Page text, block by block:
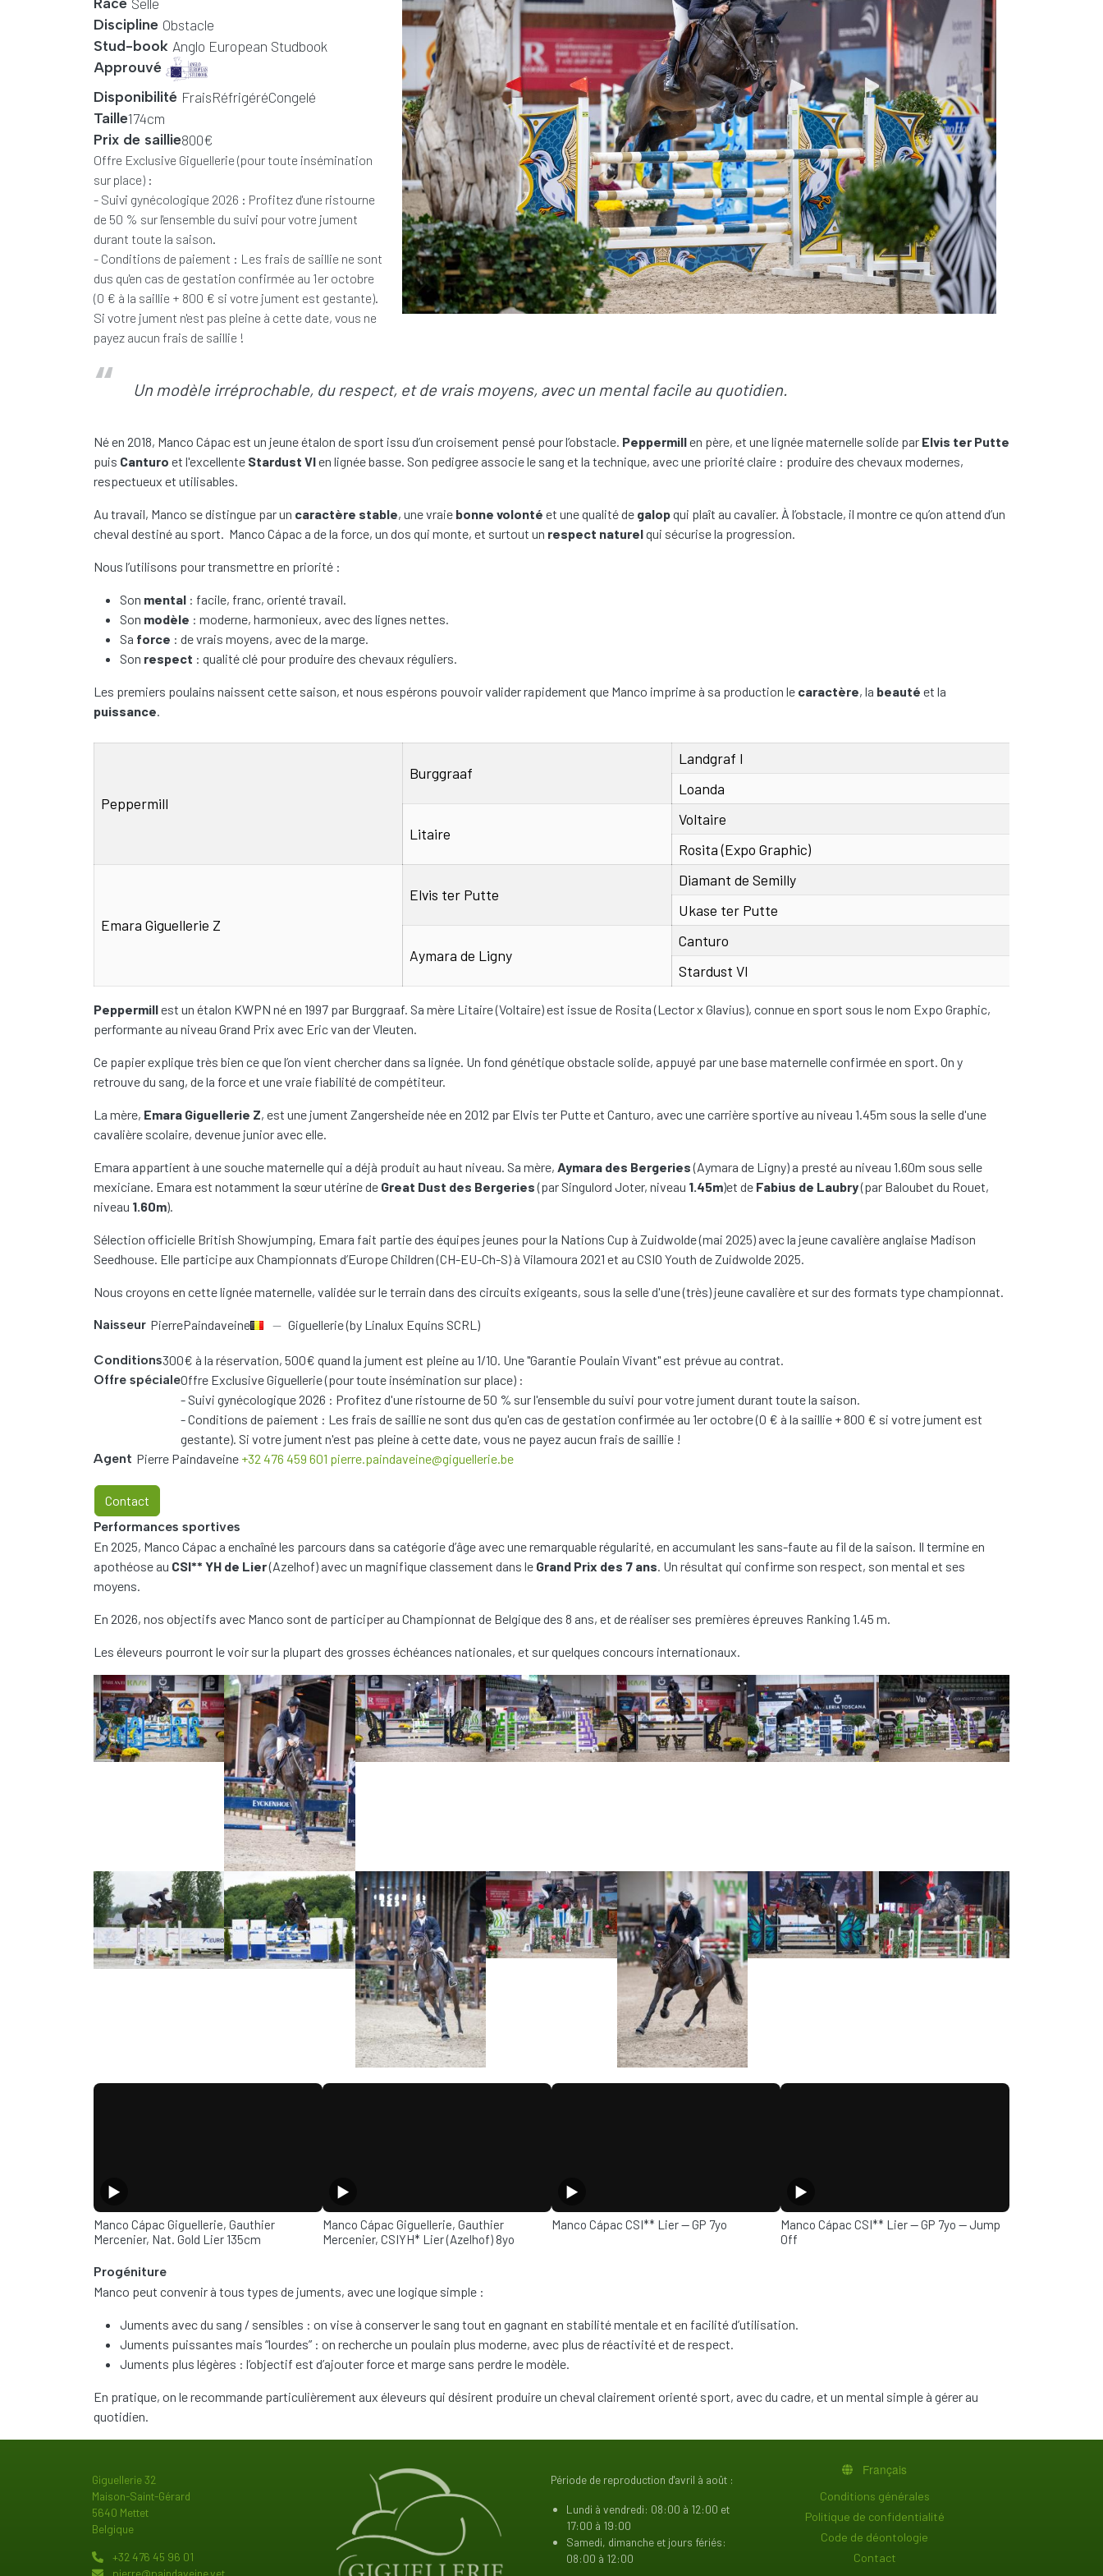
Discipline Obstacle
Stud-book Nom complet
Anglo European Studbook
Approuvé logo
Disponibilité FraisRéfrigéréCongelé
Taille174cm
Prix de saillie800€
Offre spéciale
Offre Exclusive Giguellerie (pour toute insémination
sur place) :
- Suivi gynécologique 2026 : Profitez d'une ristourne
de 50 % sur l'ensemble du suivi pour votre jument
durant toute la saison.
- Conditions de paiement : Les frais de saillie ne sont
dus qu'en cas de gestation confirmée au 1er octobre
(0 € à la saillie + 800 € si votre jument est gestante).
Si votre jument n'est pas pleine à cette date, vous ne
payez aucun frais de saillie !
Un modèle irréprochable, du respect, et de vrais moyens, avec un mental facile au quotidien.
Né en 2018, Manco Cápac est un jeune étalon de sport issu d’un croisement pensé pour l’obstacle. Peppermillen père, et une lignée maternelle solide par Elvis ter Putte
puis Canturo et l'excellente Stardust VIen lignée basse. Son pedigree associe le sang et la technique, avec une priorité claire : produire des chevaux modernes,
respectueux et utilisables.
Au travail, Manco se distingue par un caractère stable, une vraie bonne volonté et une qualité de galopqui plaît au cavalier. À l’obstacle, il montre ce qu’on attend d’un
cheval destiné au sport. Manco Cápac a de la force, un dos qui monte, et surtout un respect naturelqui sécurise la progression.
Nous l’utilisons pour transmettre en priorité :
Son mental : facile, franc, orienté travail.
Son modèle : moderne, harmonieux, avec des lignes nettes.
Sa force : de vrais moyens, avec de la marge.
Son respect : qualité clé pour produire des chevaux réguliers.
Les premiers poulains naissent cette saison, et nous espérons pouvoir valider rapidement que Manco imprime à sa production le caractère, la beauté et la
puissance
Pédigrée
great-grandparents
Peppermill
Burggraaf
Landgraf I
Loanda
Litaire
Voltaire
Rosita (Expo Graphic)
Emara Giguellerie Z
Elvis ter Putte
Diamant de Semilly
Ukase ter Putte
Aymara de Ligny
Canturo
Stardust VI
Pédigrée (notes)
Peppermillest un étalon KWPN né en 1997 par Burggraaf. Sa mère Litaire (Voltaire) est issue de Rosita (Lector x Glavius), connue en sport sous le nom Expo Graphic,
performante au niveau Grand Prix avec Eric van der Vleuten.
Ce papier explique très bien ce que l’on vient chercher dans sa lignée. Un fond génétique obstacle solide, appuyé par une base maternelle confirmée en sport. On y
retrouve du sang, de la force et une vraie fiabilité de compétiteur.
La mère, Emara Giguellerie Z, est une jument Zangersheide née en 2012 par Elvis ter Putte et Canturo, avec une carrière sportive au niveau 1.45m sous la selle d'une
cavalière scolaire, devenue junior avec elle.
Emara appartient à une souche maternelle qui a déjà produit au haut niveau. Sa mère, Aymara des Bergeries(Aymara de Ligny) a presté au niveau 1.60m sous selle
mexiciane. Emara est notamment la sœur utérine de Great Dust des Bergeries(par Singulord Joter, niveau 1.45m)et de Fabius de Laubry(par Baloubet du Rouet,
niveau 1.60m).
Sélection officielle British Showjumping, Emara fait partie des équipes jeunes pour la Nations Cup à Zuidwolde (mai 2025) avec la jeune cavalière anglaise Madison
Seedhouse. Elle participe aux Championnats d’Europe Children (CH-EU-Ch-S) à Vilamoura 2021 et au CSIO Youth de Zuidwolde 2025.
Nous croyons en cette lignée maternelle, validée sur le terrain dans des circuits exigeants, sous la selle d'une (très) jeune cavalière et sur des formats type championnat.
Naisseur PierrePaindaveine Giguellerie (by Linalux Equins SCRL)
Conditions300€ à la réservation, 500€ quand la jument est pleine au 1/10. Une "Garantie Poulain Vivant" est prévue au contrat.
Offre spécialeOffre Exclusive Giguellerie (pour toute insémination sur place) :
- Suivi gynécologique 2026 : Profitez d'une ristourne de 50 % sur l'ensemble du suivi pour votre jument durant toute la saison.
- Conditions de paiement : Les frais de saillie ne sont dus qu'en cas de gestation confirmée au 1er octobre (0 € à la saillie + 800 € si votre jument est
gestante). Si votre jument n'est pas pleine à cette date, vous ne payez aucun frais de saillie !
Agent Pierre Paindaveine +32 476 459 601 pierre.paindaveine@giguellerie.be
Contact
Performances sportives
En 2025, Manco Cápac a enchaîné les parcours dans sa catégorie d’âge avec une remarquable régularité, en accumulant les sans-faute au fil de la saison. Il termine en
apothéose au CSI** YH de Lier(Azelhof) avec un magnifique classement dans le Grand Prix des 7 ans . Un résultat qui confirme son respect, son mental et ses
moyens.
En 2026, nos objectifs avec Manco sont de participer au Championnat de Belgique des 8 ans, et de réaliser ses premières épreuves Ranking 1.45 m.
Les éleveurs pourront le voir sur la plupart des grosses échéances nationales, et sur quelques concours internationaux.
Photos
Vidéos
Thumbnail
Manco Cápac Giguellerie, Gauthier
Mercenier, Nat. Gold Lier 135cm
Thumbnail
Manco Cápac Giguellerie, Gauthier
Mercenier, CSIYH* Lier (Azelhof) 8yo
Thumbnail
Manco Cápac CSI** Lier — GP 7yo Thumbnail
Manco Cápac CSI** Lier — GP 7yo — Jump
Off
Progéniture
Manco peut convenir à tous types de juments, avec une logique simple :
Juments avec du sang / sensibles : on vise à conserver le sang tout en gagnant en stabilité mentale et en facilité d’utilisation.
Juments puissantes mais “lourdes” : on recherche un poulain plus moderne, avec plus de réactivité et de respect.
Juments plus légères : l’objectif est d’ajouter force et marge sans perdre le modèle.
En pratique, on le recommande particulièrement aux éleveurs qui désirent produire un cheval clairement orienté sport, avec du cadre, et un mental simple à gérer au
quotidien.
Giguellerie 32
Maison-Saint-Gérard
5640 Mettet
Belgique
+32 476 45 96 01
Période de reproduction d'avril à août :
Lundi à vendredi: 08:00 à 12:00 et
17:00 à 19:00
Samedi, dimanche et jours fériés:
08:00 à 12:00
Français
PIED DE PAGEConditions générales
Politique de confidentialité
Code de déontologie
Contact